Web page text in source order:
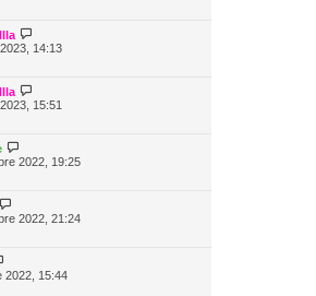
14:13
15:51
2022, 19:25
2022, 21:24
2022, 15:44